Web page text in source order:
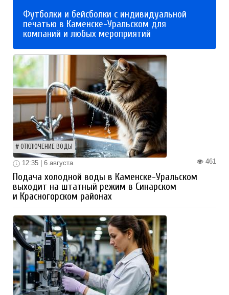
Футболки и бейсболки с индивидуальной
печатью в Каменске-Уральском для
компаний и любых мероприятий
ОТКЛЮЧЕНИЕ ВОДЫ
461
12:35 | 6 августа
Подача холодной воды в Каменске-Уральском
выходит на штатный режим в Синарском
и Красногорском районах